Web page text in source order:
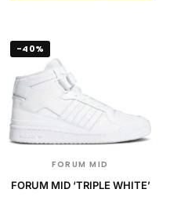
-40%
FORUM MID
FORUM MID ‘TRIPLE WHITE’